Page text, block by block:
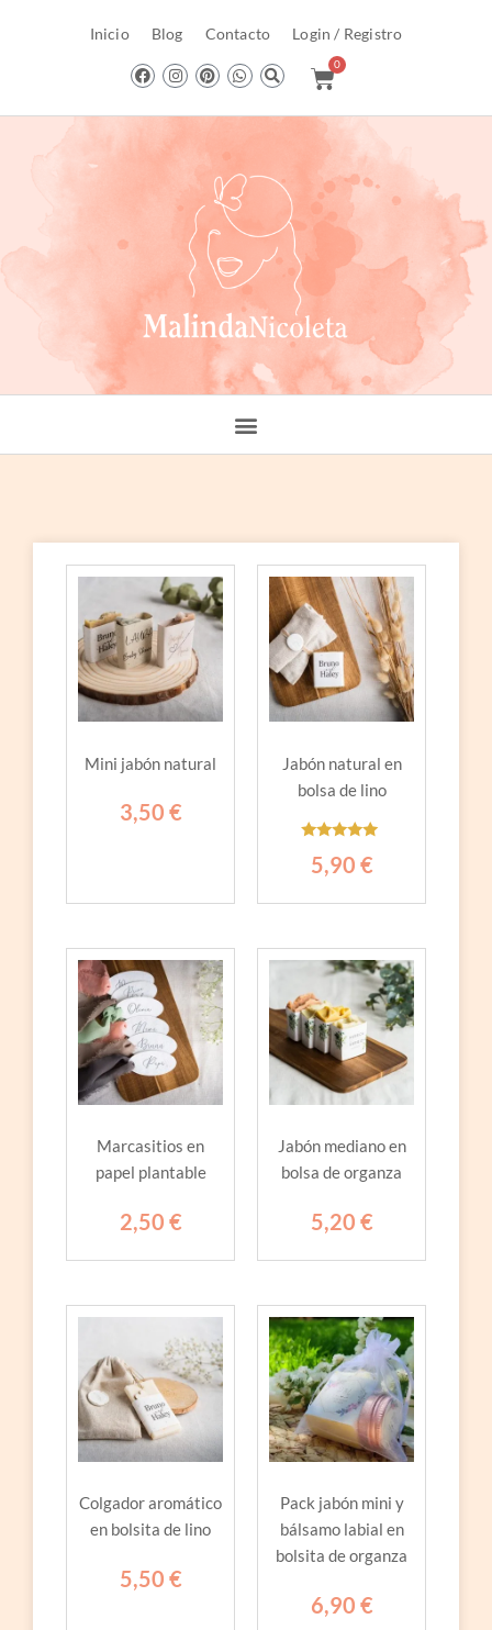
Inicio Blog Contacto Login / Registro
0
Mini jabón natural
3,50 €
Jabón natural en
bolsa de lino
con
5.00
5,90 €
Marcasitios en
papel plantable
2,50 €
Jabón mediano en
bolsa de organza
5,20 €
Colgador aromático
en bolsita de lino
5,50 €
Pack jabón mini y
bálsamo labial en
bolsita de organza
6,90 €